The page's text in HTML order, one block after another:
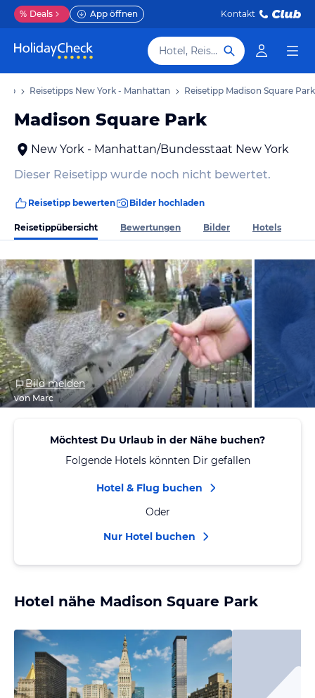
% Deals App öffnen Kontakt
Hotel, Reiseziel
Reisetipps New York - Manhattan Reisetipp Madison Square Park
Madison Square Park
New York - Manhattan/Bundesstaat New York
Dieser Reisetipp wurde noch nicht bewertet.
Reisetipp bewerten Bilder hochladen
Reisetippübersicht Bewertungen Bilder Hotels
Bild melden
von Marc
Möchtest Du Urlaub in der Nähe buchen?
Folgende Hotels könnten Dir gefallen
Hotel & Flug buchen
Oder
Nur Hotel buchen
Hotel nähe Madison Square Park